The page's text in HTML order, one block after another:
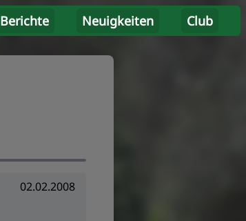
Berichte Neuigkeiten Club
02.02.2008